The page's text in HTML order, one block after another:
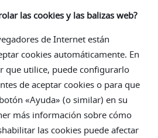
las cookies y las balizas web?
de Internet están
cookies automáticamente. En
que utilice, puede configurarlo
de aceptar cookies o para que
«Ayuda» (o similar) en su
más información sobre cómo
las cookies puede afectar